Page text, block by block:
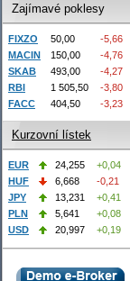
Zajímavé poklesy
FIXZO 50,00
-5,66
MACIN
150,00
-4,76
SKAB
493,00
-4,27
RBI
1 505,50
-3,80
FACC
404,50 -3,23
Kurzovní lístek
EUR 24,255
+0,04
HUF
6,668
-0,21
JPY
13,231
+0,41
PLN
5,641
+0,08
USD
20,997 +0,19